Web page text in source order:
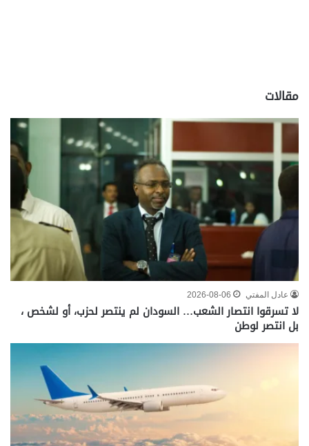
مقالات
عادل المفتي 2026-08-06
لا تسرقوا انتصار الشعب… السودان لم ينتصر لحزب، أو لشخص ،
بل انتصر لوطن